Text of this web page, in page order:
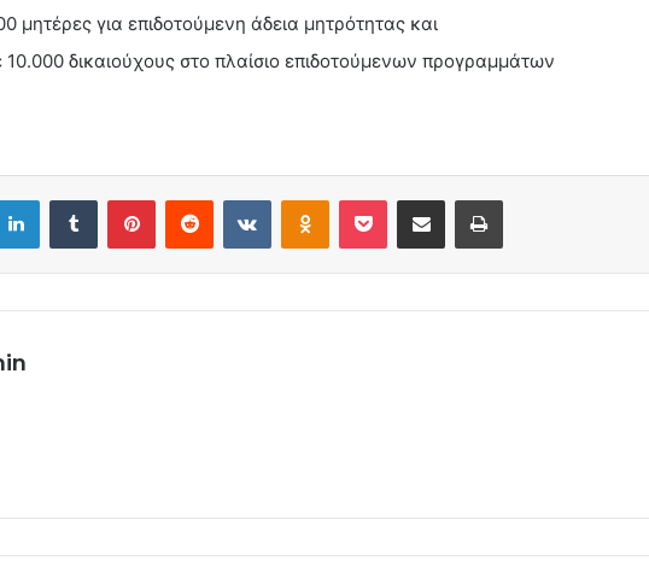
μητέρες για επιδοτούμενη άδεια μητρότητας και
δικαιούχους στο πλαίσιο επιδοτούμενων προγραμμάτων
LinkedInTumblr PinterestReddit VKontakteOdnoklassniki
Pocket Share via Email Print